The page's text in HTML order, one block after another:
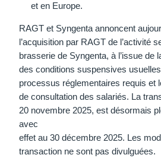
et en Europe.
RAGT et Syngenta annoncent
l’acquisition par RAGT de l’activité
brasserie de Syngenta, à l’issue de
des conditions suspensives
processus réglementaires requis et
de consultation des salariés. La
20 novembre 2025, est désormais
avec
effet au 30 décembre 2025. Les
transaction ne sont pas divulguées.